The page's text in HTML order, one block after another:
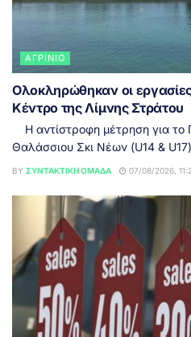
ΑΓΡΊΝΙΟ
Ολοκληρώθηκαν οι
Κέντρο της Λίμνης Στράτου
Η αντίστροφη μέτρηση για
Θαλάσσιου Σκι Νέων (U14 &
BY ΣΥΝΤΑΚΤΙΚΉ ΟΜΆΔΑ 07/08/2026,